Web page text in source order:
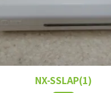
NX-SSLAP(1)